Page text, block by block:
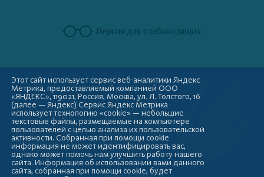
Версия для слабовидящих
Этот сайт использует сервис веб-аналитики Яндекс
Метрика, предоставляемый компанией ООО
«ЯНДЕКС», 119021, Россия, Москва, ул. Л. Толстого, 16
(далее — Яндекс) Сервис Яндекс Метрика
использует технологию «cookie» — небольшие
текстовые файлы, размещаемые на компьютере
пользователей с целью анализа их пользовательской
активности. Собранная при помощи cookie
информация не может идентифицировать вас,
однако может помочь нам улучшить работу нашего
сайта. Информация об использовании вами данного
сайта, собранная при помощи cookie, будет